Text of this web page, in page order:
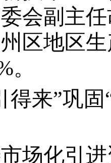
会副主
区地区
。
得来”巩
场化引